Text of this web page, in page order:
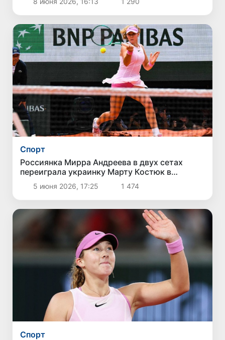
Спорт
Россиянка Мирра Андреева в двух сетах
переиграла украинку Марту Костюк в
полуфинале Rolland Garros
5 июня 2026, 17:25 1 474
Спорт